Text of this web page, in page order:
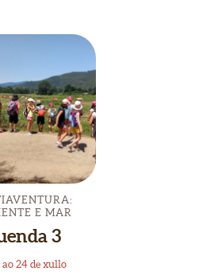
E MAR
3
ao 24 de xullo